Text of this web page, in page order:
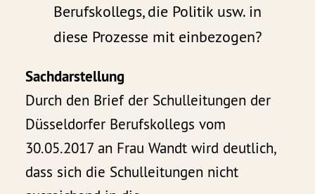
Berufskollegs, die Politik usw. in
diese Prozesse mit einbezogen?
Sachdarstellung
Durch den Brief der Schulleitungen der
Düsseldorfer Berufskollegs vom
30.05.2017 an Frau Wandt wird deutlich,
dass sich die Schulleitungen nicht